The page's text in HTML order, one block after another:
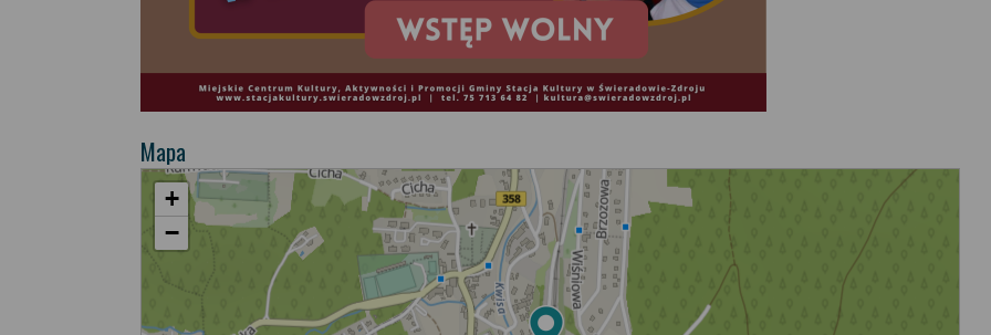
Mapa
+
−